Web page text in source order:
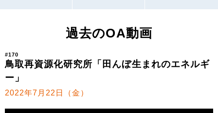
過去のOA動画
#170
鳥取再資源化研究所「田んぼ生まれのエネルギ
ー」
2022年7月22日（金）